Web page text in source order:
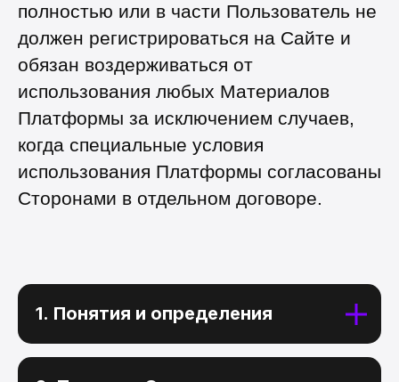
полностью или в части Пользователь не
должен регистрироваться на Сайте и
обязан воздерживаться от
использования любых Материалов
Платформы за исключением случаев,
когда специальные условия
использования Платформы согласованы
Сторонами в отдельном договоре.
1. Понятия и определения